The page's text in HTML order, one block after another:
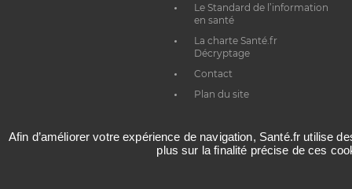
Le Standard de l’information
en santé
La charte Santé.fr
Décryptage
Contact
Plan du site
Afin d’améliorer votre expérience de navigation, Santé.fr utilise
plus sur la finalité précise de ces